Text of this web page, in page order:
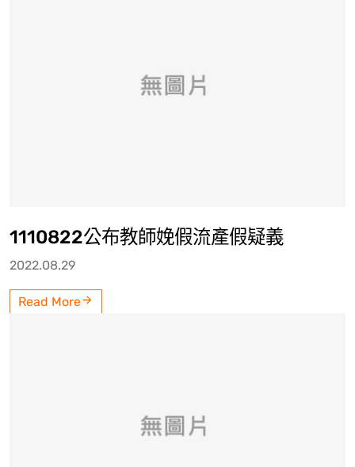
1110822公布教師娩假流產假疑義
2022.08.29
Read More